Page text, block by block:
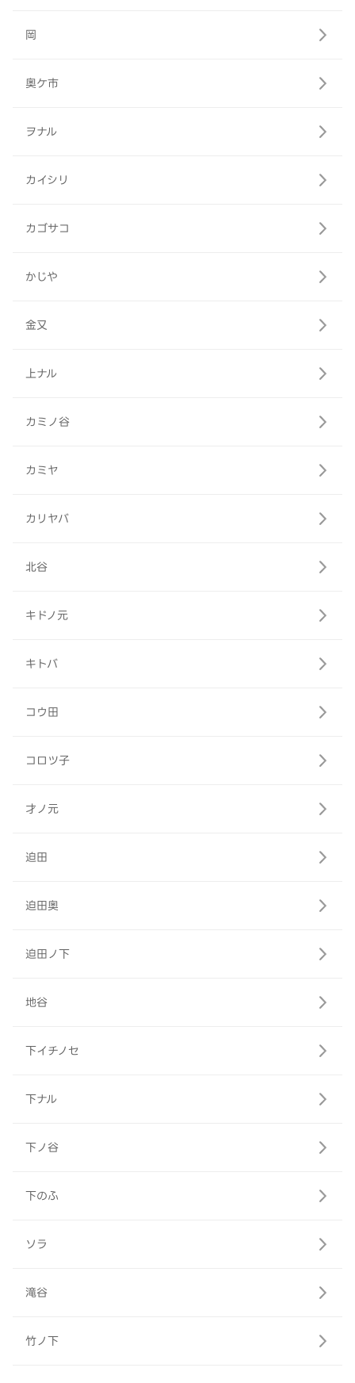
岡
奥ケ市
ヲナル
カイシリ
カゴサコ
かじや
金又
上ナル
カミノ谷
カミヤ
カリヤバ
北谷
キドノ元
キトバ
コウ田
コロツ子
才ノ元
迫田
迫田奥
迫田ノ下
地谷
下イチノセ
下ナル
下ノ谷
下のふ
ソラ
滝谷
竹ノ下